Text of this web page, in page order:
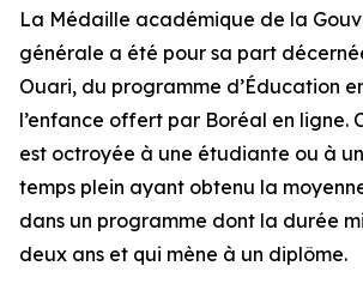
La Médaille académique de la
générale a été pour sa part
Ouari, du programme d’Éducation
l’enfance offert par Boréal en ligne.
est octroyée à une étudiante ou à
temps plein ayant obtenu la
dans un programme dont la durée
deux ans et qui mène à un diplôme.